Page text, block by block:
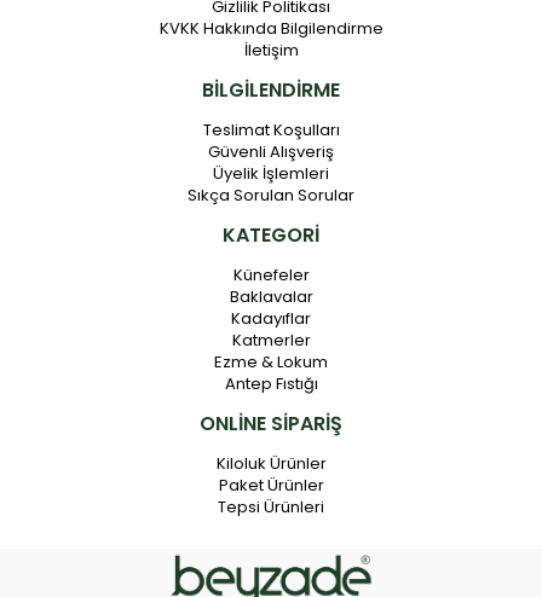
Gizlilik Politikası
KVKK Hakkında Bilgilendirme
İletişim
BİLGİLENDİRME
Teslimat Koşulları
Güvenli Alışveriş
Üyelik İşlemleri
Sıkça Sorulan Sorular
KATEGORİ
Künefeler
Baklavalar
Kadayıflar
Katmerler
Ezme & Lokum
Antep Fıstığı
ONLİNE SİPARİŞ
Kiloluk Ürünler
Paket Ürünler
Tepsi Ürünleri